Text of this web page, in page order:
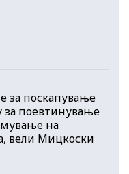
за поскапување
за поевтинување
на
вели Мицкоски